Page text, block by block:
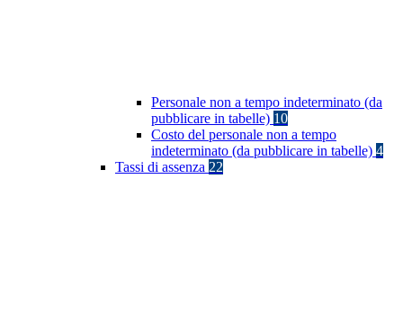
Personale non a tempo indeterminato (da
pubblicare in tabelle) 10
Costo del personale non a tempo
indeterminato (da pubblicare in tabelle) 4
Tassi di assenza 22